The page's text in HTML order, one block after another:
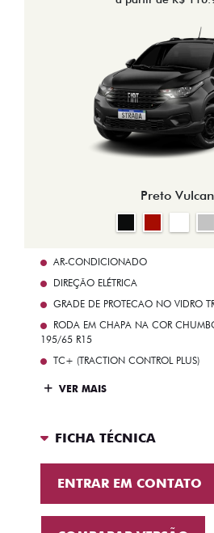
Preto
AR-CONDICIONADO
DIREÇÃO ELÉTRICA
GRADE DE PROTECAO NO VIDRO
RODA EM CHAPA NA COR
195/65 R15
TC+ (TRACTION CONTROL PLUS)
VER MAIS
FICHA TÉCNICA
ENTRAR EM CONTATO